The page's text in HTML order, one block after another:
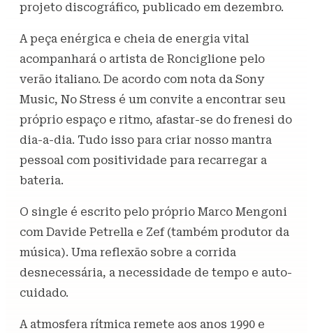
projeto discográfico, publicado em dezembro.
A peça enérgica e cheia de energia vital
acompanhará o artista de Ronciglione pelo
verão italiano. De acordo com nota da Sony
Music, No Stress é um convite a encontrar seu
próprio espaço e ritmo, afastar-se do frenesi do
dia-a-dia. Tudo isso para criar nosso mantra
pessoal com positividade para recarregar a
bateria.
O single é escrito pelo próprio Marco Mengoni
com Davide Petrella e Zef (também produtor da
música). Uma reflexão sobre a corrida
desnecessária, a necessidade de tempo e auto-
cuidado.
A atmosfera rítmica remete aos anos 1990 e